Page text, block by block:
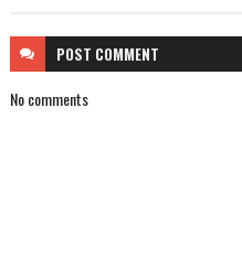
POST COMMENT
No comments